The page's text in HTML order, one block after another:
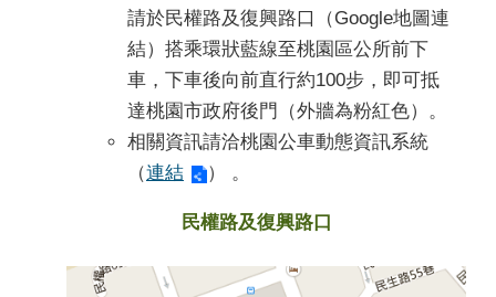
請於民權路及復興路口（Google地圖連
結）搭乘環狀藍線至桃園區公所前下
車，下車後向前直行約100步，即可抵
達桃園市政府後門（外牆為粉紅色）。
相關資訊請洽桃園公車動態資訊系統
（連結 ） 。
民權路及復興路口